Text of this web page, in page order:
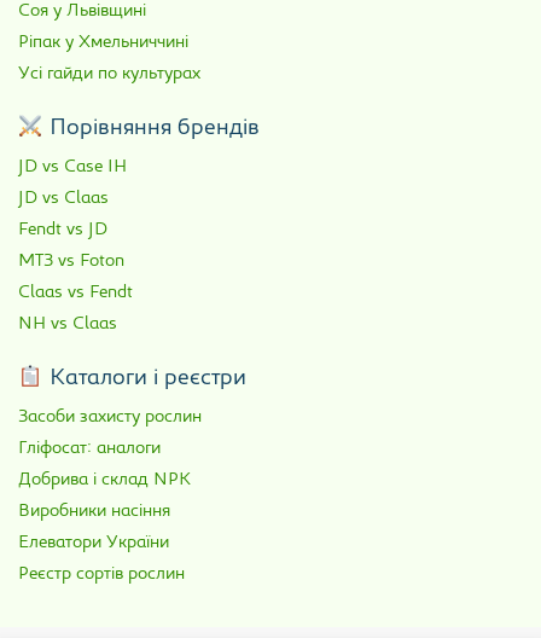
Соя у Львівщині
Ріпак у Хмельниччині
Усі гайди по культурах
Порівняння брендів
JD vs Case IH
JD vs Claas
Fendt vs JD
МТЗ vs Foton
Claas vs Fendt
NH vs Claas
Каталоги і реєстри
Засоби захисту рослин
Гліфосат: аналоги
Добрива і склад NPK
Виробники насіння
Елеватори України
Реєстр сортів рослин